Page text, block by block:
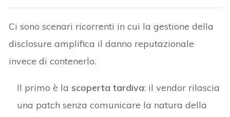
Ci sono scenari ricorrenti in cui la gestione della
disclosure amplifica il danno reputazionale
invece di contenerlo.
Il primo è la scoperta tardiva: il vendor rilascia
una patch senza comunicare la natura della